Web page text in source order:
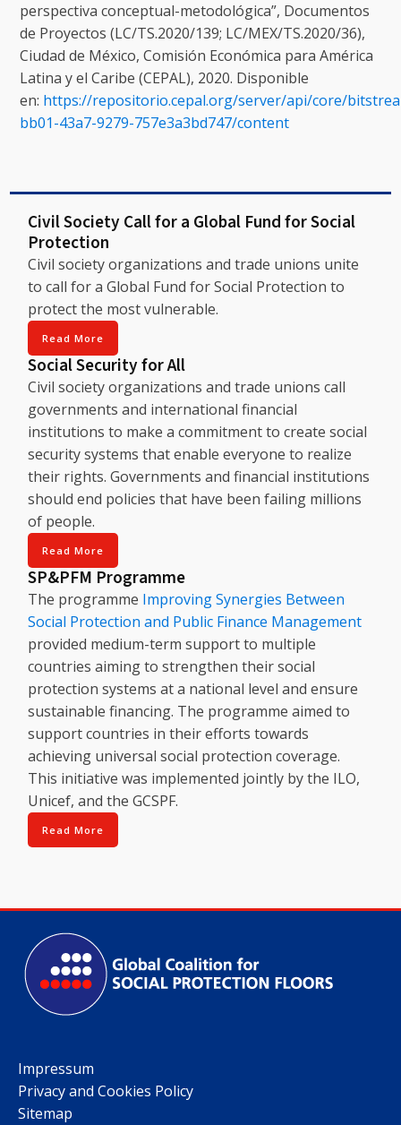
perspectiva conceptual-metodológica”, Documentos
de Proyectos (LC/TS.2020/139; LC/MEX/TS.2020/36),
Ciudad de México, Comisión Económica para América
Latina y el Caribe (CEPAL), 2020. Disponible
en: https://repositorio.cepal.org/server/api/core/
bb01-43a7-9279-757e3a3bd747/content
Civil Society Call for a Global Fund for Social
Protection
Civil society organizations and trade unions unite
to call for a Global Fund for Social Protection to
protect the most vulnerable.
Read More
Social Security for All
Civil society organizations and trade unions call
governments and international financial
institutions to make a commitment to create social
security systems that enable everyone to realize
their rights. Governments and financial institutions
should end policies that have been failing millions
of people.
Read More
SP&PFM Programme
The programme Improving Synergies Between
Social Protection and Public Finance Management
provided medium-term support to multiple
countries aiming to strengthen their social
protection systems at a national level and ensure
sustainable financing. The programme aimed to
support countries in their efforts towards
achieving universal social protection coverage.
This initiative was implemented jointly by the ILO,
Unicef, and the GCSPF.
Read More
Impressum
Privacy and Cookies Policy
Sitemap